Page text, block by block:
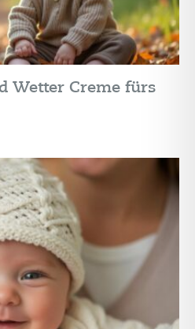
Wetter Creme fürs